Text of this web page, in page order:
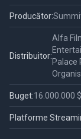
Producător:
Distribuitor:
Alfa
Palace
Buget:16.000.000 $
Platforme